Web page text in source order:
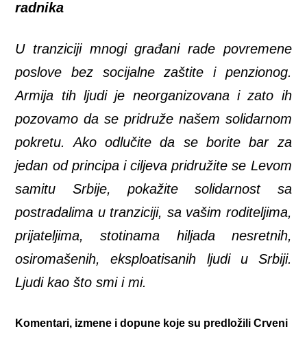
radnika
U tranziciji mnogi građani rade povremene
poslove bez socijalne zaštite i penzionog.
Armija tih ljudi je neorganizovana i zato ih
pozovamo da se pridruže našem solidarnom
pokretu. Ako odlučite da se borite bar za
jedan od principa i ciljeva pridružite se Levom
samitu Srbije, pokažite solidarnost sa
postradalima u tranziciji, sa vašim roditeljima,
prijateljima, stotinama hiljada nesretnih,
osiromašenih, eksploatisanih ljudi u Srbiji.
Ljudi kao što smi i mi.
Komentari, izmene i dopune koje su predložili Crveni